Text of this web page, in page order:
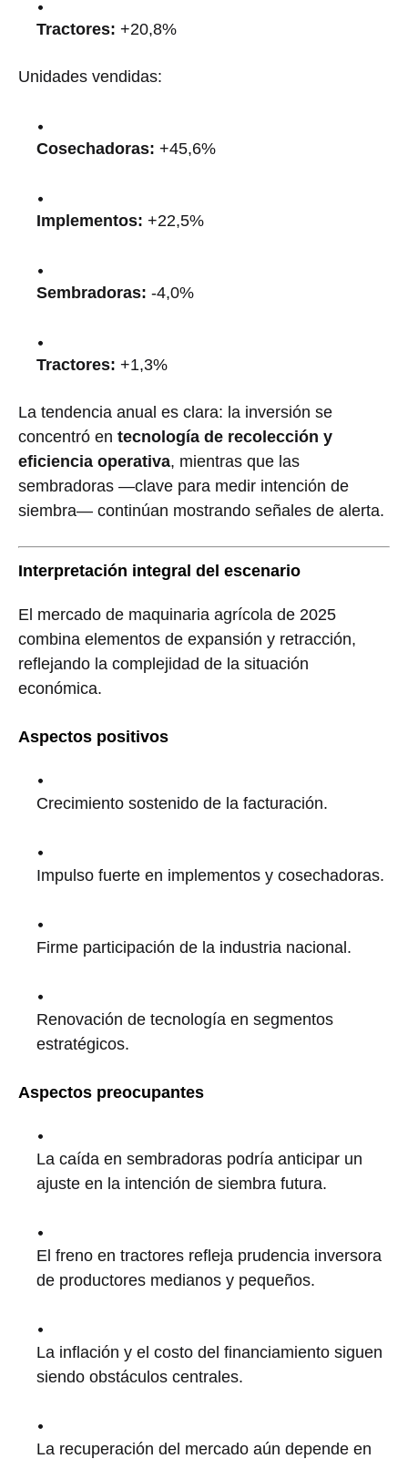
Tractores: +20,8%
Unidades vendidas:
Cosechadoras: +45,6%
Implementos: +22,5%
Sembradoras: -4,0%
Tractores: +1,3%
La tendencia anual es clara: la inversión se
concentró en tecnología de recolección y
eficiencia operativa, mientras que las
sembradoras —clave para medir intención de
siembra— continúan mostrando señales de alerta.
Interpretación integral del escenario
El mercado de maquinaria agrícola de 2025
combina elementos de expansión y retracción,
reflejando la complejidad de la situación
económica.
Aspectos positivos
Crecimiento sostenido de la facturación.
Impulso fuerte en implementos y cosechadoras.
Firme participación de la industria nacional.
Renovación de tecnología en segmentos
estratégicos.
Aspectos preocupantes
La caída en sembradoras podría anticipar un
ajuste en la intención de siembra futura.
El freno en tractores refleja prudencia inversora
de productores medianos y pequeños.
La inflación y el costo del financiamiento siguen
siendo obstáculos centrales.
La recuperación del mercado aún depende en